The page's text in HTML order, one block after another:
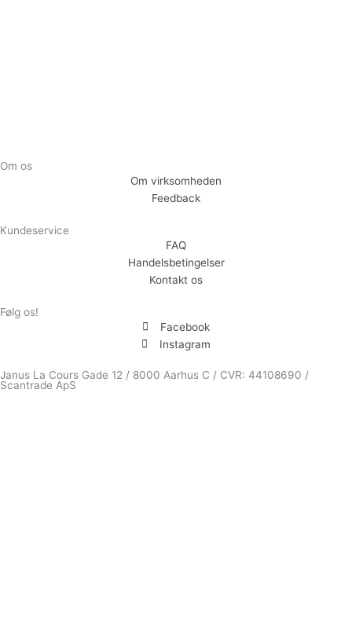
Om os
Om virksomheden
Feedback
Kundeservice
FAQ
Handelsbetingelser
Kontakt os
Følg os!
Facebook
Instagram
Janus La Cours Gade 12 / 8000 Aarhus C / CVR: 44108690 /
Scantrade ApS